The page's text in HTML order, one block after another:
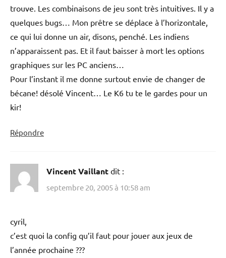
trouve. Les combinaisons de jeu sont très intuitives. Il y a
quelques bugs… Mon prêtre se déplace à l’horizontale,
ce qui lui donne un air, disons, penché. Les indiens
n’apparaissent pas. Et il faut baisser à mort les options
graphiques sur les PC anciens…
Pour l’instant il me donne surtout envie de changer de
bécane! désolé Vincent… Le K6 tu te le gardes pour un
kir!
Répondre
Vincent Vaillant dit :
septembre 20, 2005 à 10:58 am
cyril,
c’est quoi la config qu’il faut pour jouer aux jeux de
l’année prochaine ???